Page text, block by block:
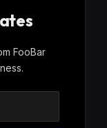
FooBar